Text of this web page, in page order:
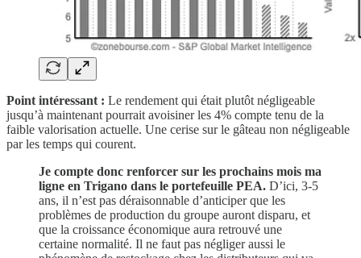
Point intéressant : Le rendement qui était plutôt négligeable
jusqu’à maintenant pourrait avoisiner les 4% compte tenu de la
faible valorisation actuelle. Une cerise sur le gâteau non négligeable
par les temps qui courent.
Je compte donc renforcer sur les prochains mois ma
ligne en Trigano dans le portefeuille PEA. D’ici, 3-5
ans, il n’est pas déraisonnable d’anticiper que les
problèmes de production du groupe auront disparu, et
que la croissance économique aura retrouvé une
certaine normalité. Il ne faut pas négliger aussi le